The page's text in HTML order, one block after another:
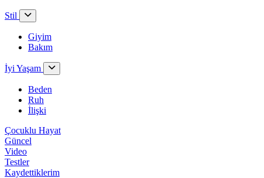
Stil
Giyim
Bakım
İyi Yaşam
Beden
Ruh
İlişki
Çocuklu Hayat
Güncel
Video
Testler
Kaydettiklerim